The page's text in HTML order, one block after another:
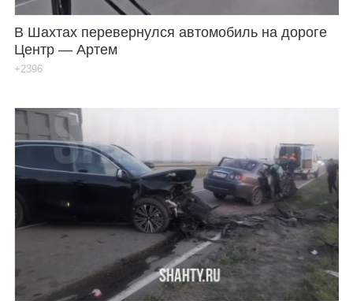
В Шахтах перевернулся автомобиль на дороге
Центр — Артем
+2396